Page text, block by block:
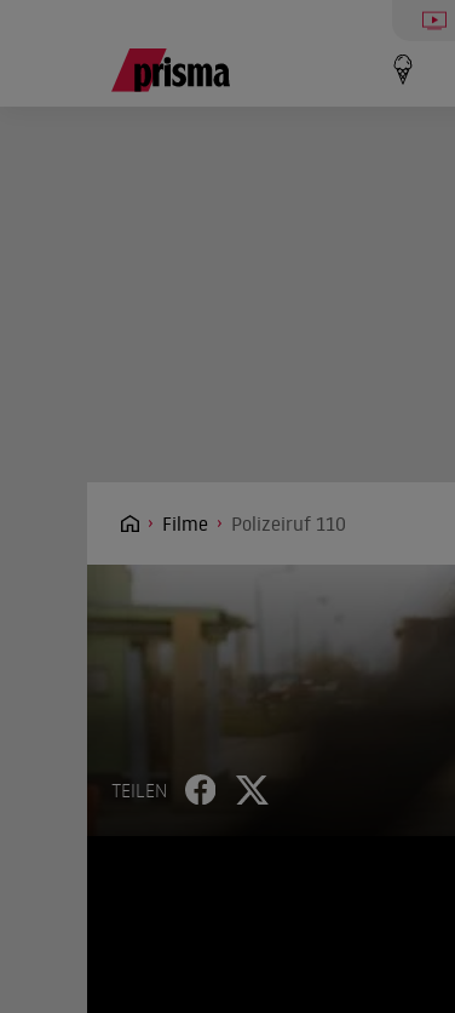
Filme Polizeiruf 110
TEILEN